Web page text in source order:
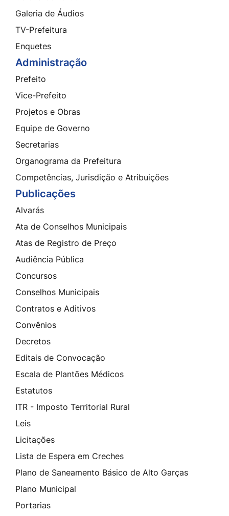
Galeria de Áudios
TV-Prefeitura
Enquetes
Administração
Prefeito
Vice-Prefeito
Projetos e Obras
Equipe de Governo
Secretarias
Organograma da Prefeitura
Competências, Jurisdição e Atribuições
Publicações
Alvarás
Ata de Conselhos Municipais
Atas de Registro de Preço
Audiência Pública
Concursos
Conselhos Municipais
Contratos e Aditivos
Convênios
Decretos
Editais de Convocação
Escala de Plantões Médicos
Estatutos
ITR - Imposto Territorial Rural
Leis
Licitações
Lista de Espera em Creches
Plano de Saneamento Básico de Alto Garças
Plano Municipal
Portarias